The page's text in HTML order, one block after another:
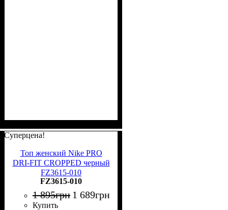
Суперцена!
Топ женский Nike PRO
DRI-FIT CROPPED черный
FZ3615-010
FZ3615-010
1 895грн 1 689грн
Купить